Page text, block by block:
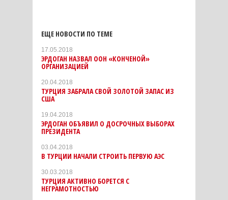
ЕЩЕ НОВОСТИ ПО ТЕМЕ
17.05.2018
ЭРДОГАН НАЗВАЛ ООН «КОНЧЕНОЙ»
ОРГАНИЗАЦИЕЙ
20.04.2018
ТУРЦИЯ ЗАБРАЛА СВОЙ ЗОЛОТОЙ ЗАПАС ИЗ
США
19.04.2018
ЭРДОГАН ОБЪЯВИЛ О ДОСРОЧНЫХ ВЫБОРАХ
ПРЕЗИДЕНТА
03.04.2018
В ТУРЦИИ НАЧАЛИ СТРОИТЬ ПЕРВУЮ АЭС
30.03.2018
ТУРЦИЯ АКТИВНО БОРЕТСЯ С
НЕГРАМОТНОСТЬЮ